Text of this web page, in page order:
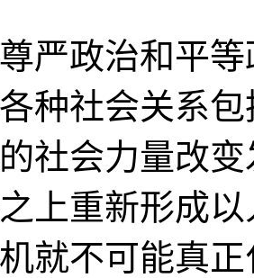
严政治和平
种社会关系
社会力量改
上重新形成
就不可能真